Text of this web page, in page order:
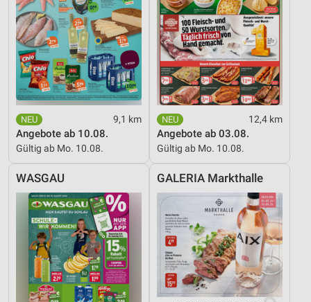
9,1 km
Angebote ab 10.08.
Gültig ab Mo. 10.08.
12,4 km
Angebote ab 03.08.
Gültig ab Mo. 10.08.
WASGAU GALERIA Markthalle
Inhalten
IAB-Besonderheiten:
Verwendung genauer Standortdaten
Geräte anhand von aktiv angeforderten
Informationen identifizieren
Nicht-IAB-Verarbeitungszwecke:
Notwendig
Funktional
Werbung